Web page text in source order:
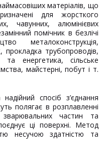
матеріалів, що
для жорсткого
чавунних, алюмінієвих
помічник в безлічі
металоконструкція,
прокладка трубопроводів,
енергетика, сільське
майстерні, побут і т.
спосіб з’єднання
полягає в розплавленні
частин та
ці поверхні. Метод
несучою здатністю та